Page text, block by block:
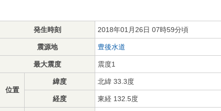
発生時刻 2018年01月26日 07時59分頃
震源地 豊後水道
最大震度 震度1
位置
緯度 北緯 33.3度
経度 東経 132.5度